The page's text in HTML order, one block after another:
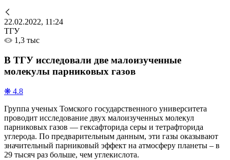
22.02.2022, 11:24
ТГУ
1,3 тыс
В ТГУ исследовали две малоизученные
молекулы парниковых газов
❋ 4.8
Группа ученых Томского государственного университета
проводит исследование двух малоизученных молекул
парниковых газов — гексафторида серы и тетрафторида
углерода. По предварительным данным, эти газы оказывают
значительный парниковый эффект на атмосферу планеты – в
29 тысяч раз больше, чем углекислота.